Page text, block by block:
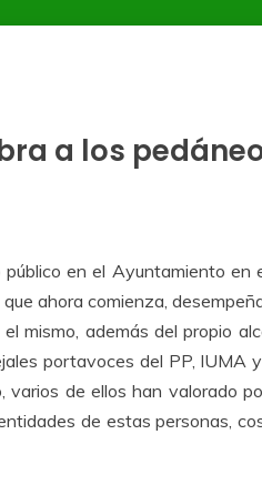
a los
en el Ayuntamiento en
ahora comienza,
mismo, además del propio
portavoces del PP, IUMA
varios de ellos han valorado
de estas personas,